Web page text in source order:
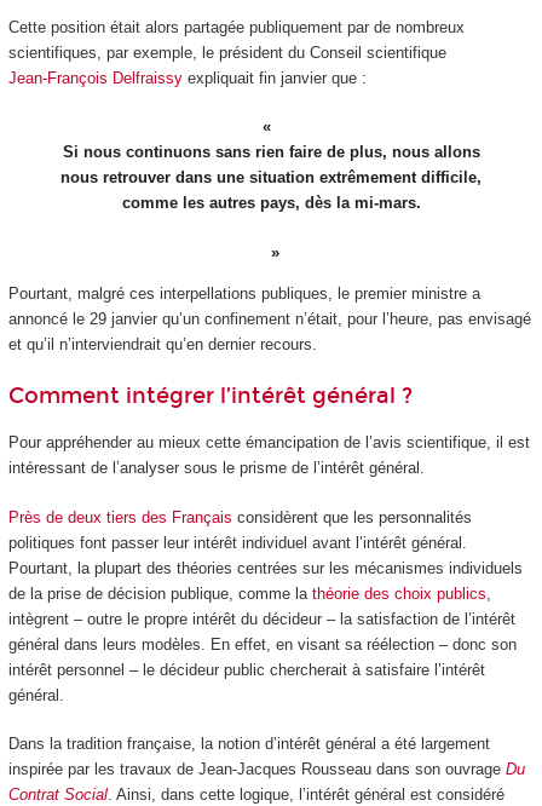
Cette position était alors partagée publiquement par de nombreux
scientifiques, par exemple, le président du Conseil scientifique
Jean‑François Delfraissyexpliquait fin janvier que :
Si nous continuons sans rien faire de plus, nous allons
nous retrouver dans une situation extrêmement difficile,
comme les autres pays, dès la mi-mars.
Pourtant, malgré ces interpellations publiques, le premier ministre a
annoncé le 29 janvier qu’un confinement n’était, pour l’heure, pas envisagé
et qu’il n’interviendrait qu’en dernier recours.
Comment intégrer l’intérêt général ?
Pour appréhender au mieux cette émancipation de l’avis scientifique, il est
intéressant de l’analyser sous le prisme de l’intérêt général.
Près de deux tiers des Français considèrent que les personnalités
politiques font passer leur intérêt individuel avant l’intérêt général.
Pourtant, la plupart des théories centrées sur les mécanismes individuels
de la prise de décision publique, comme la théorie des choix publics
intègrent – outre le propre intérêt du décideur – la satisfaction de l’intérêt
général dans leurs modèles. En effet, en visant sa réélection – donc son
intérêt personnel – le décideur public chercherait à satisfaire l’intérêt
général.
Dans la tradition française, la notion d’intérêt général a été largement
inspirée par les travaux de Jean‑Jacques Rousseau dans son ouvrage Du
Contrat Social. Ainsi, dans cette logique, l’intérêt général est considéré